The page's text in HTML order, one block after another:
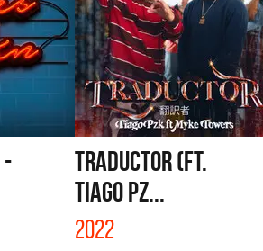
-
TRADUCTOR (FT.
TIAGO PZ...
2022